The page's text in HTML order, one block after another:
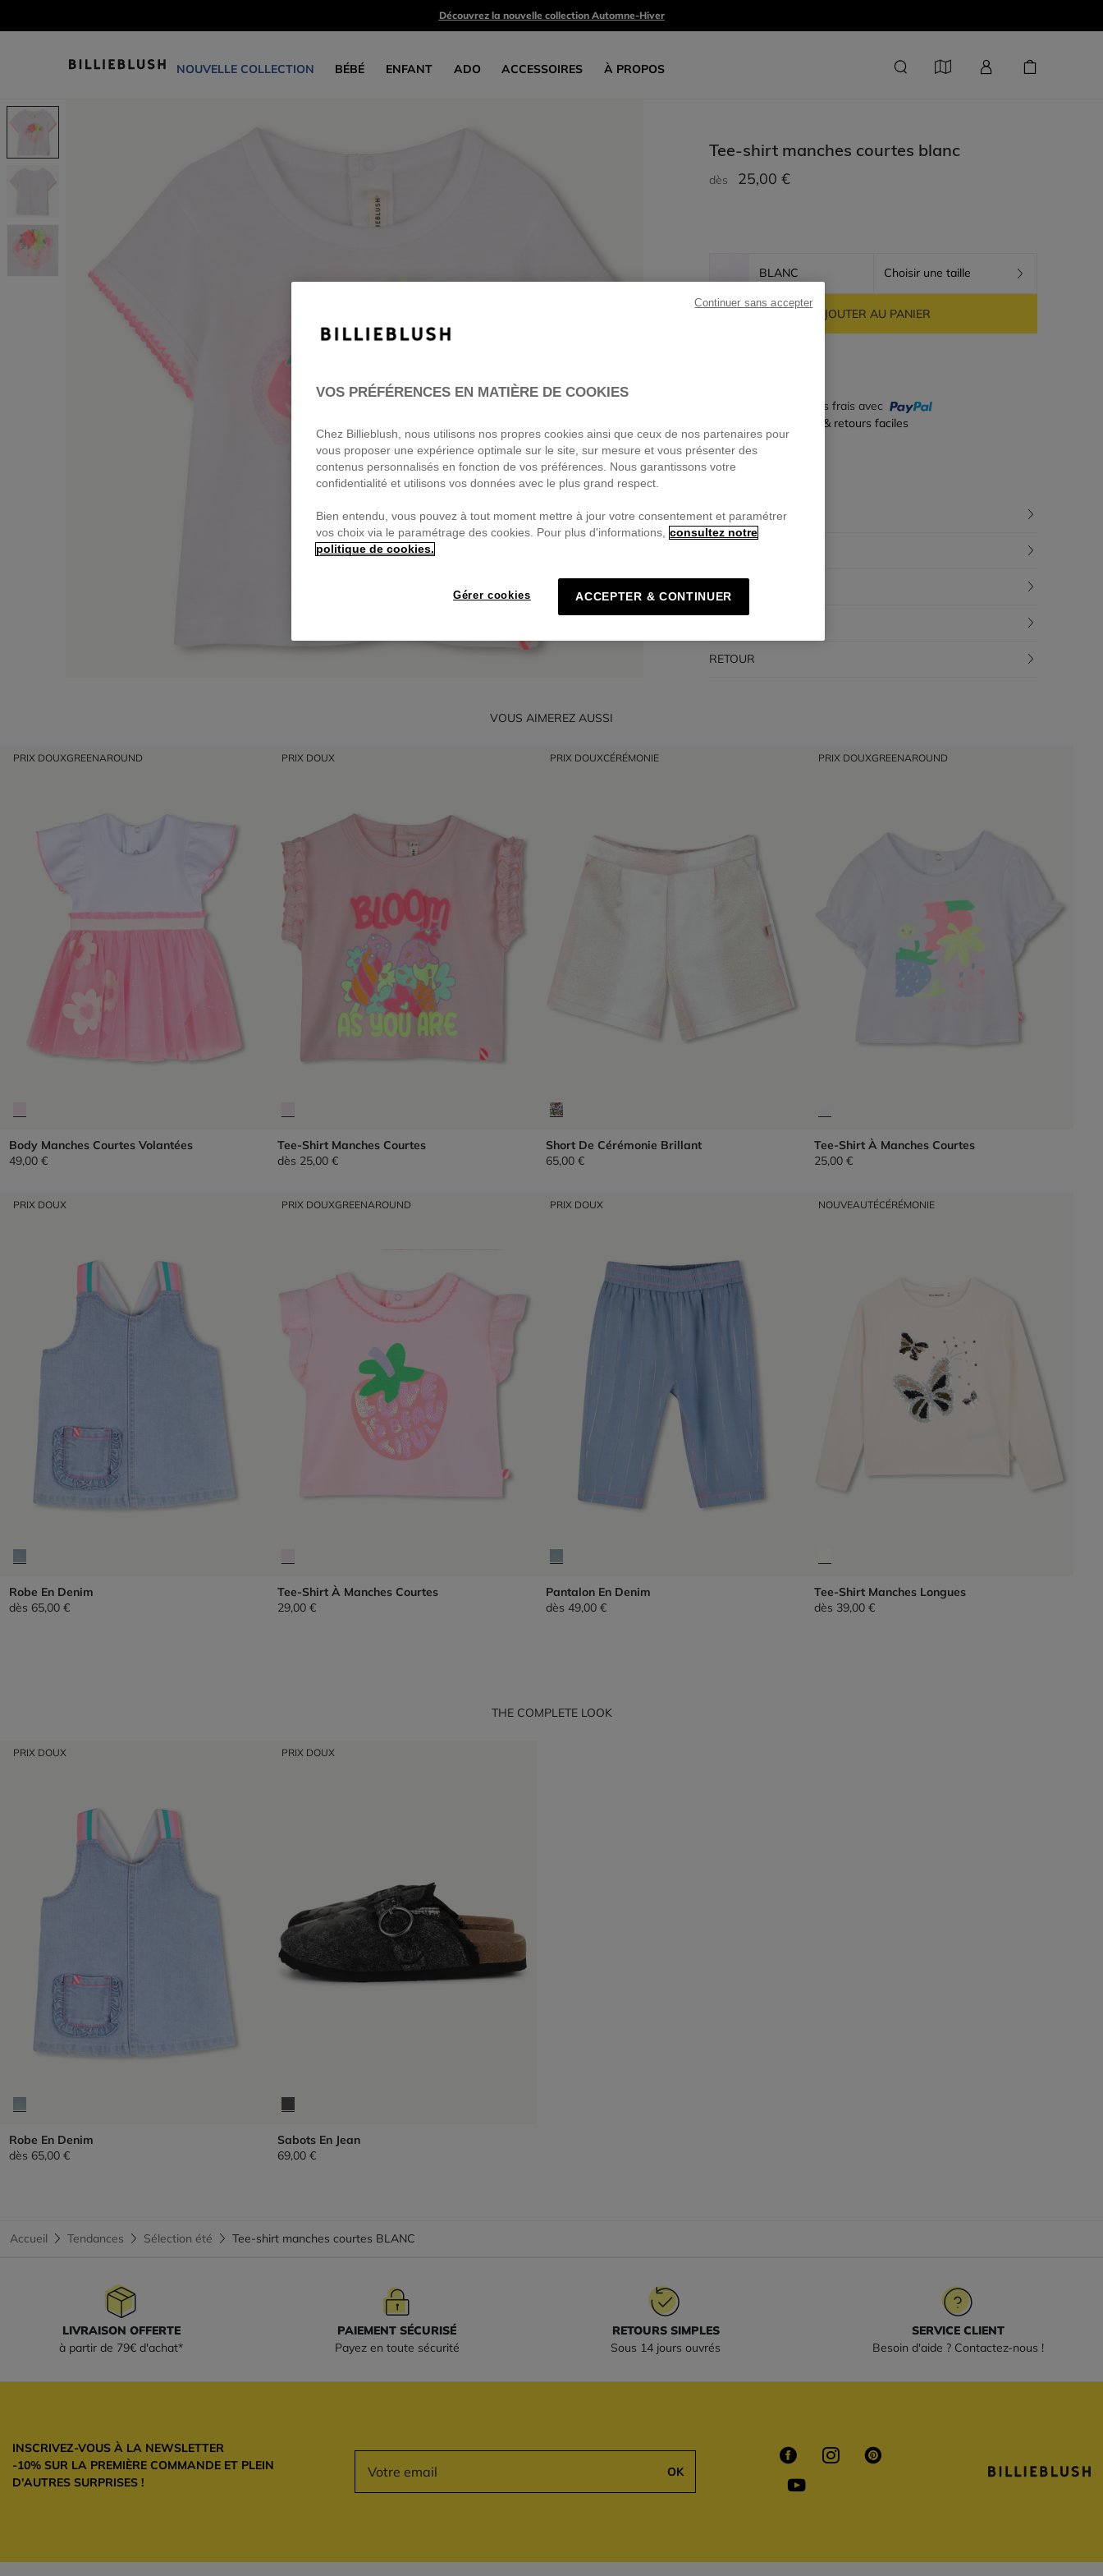
Découvrez la nouvelle collection Automne-Hiver
NOUVELLE COLLECTION BÉBÉ ENFANT ADO ACCESSOIRES À PROPOS
Tee-shirt manches courtes blanc
dès 25,00 €
BLANC Choisir une taille
AJOUTER AU PANIER
Payez en 4 fois sans frais avec
🔒Paiement sécurisé & retours faciles
DESCRIPTION
RETOUR
VOUS AIMEREZ AUSSI
PRIX DOUXGREENAROUND
Body Manches Courtes Volantées
49,00 €
PRIX DOUX
Tee-Shirt Manches Courtes
dès 25,00 €
PRIX DOUXCÉRÉMONIE
Short De Cérémonie Brillant
65,00 €
PRIX DOUXGREENAROUND
Tee-Shirt À Manches Courtes
25,00 €
PRIX DOUX
Robe En Denim
dès 65,00 €
PRIX DOUXGREENAROUND
Tee-Shirt À Manches Courtes
29,00 €
PRIX DOUX
Pantalon En Denim
dès 49,00 €
NOUVEAUTÉCÉRÉMONIE
Tee-Shirt Manches Longues
dès 39,00 €
THE COMPLETE LOOK
PRIX DOUX
Robe En Denim
dès 65,00 €
PRIX DOUX
Sabots En Jean
69,00 €
Accueil Tendances Sélection été Tee-shirt manches courtes BLANC
LIVRAISON OFFERTE
à partir de 79€ d'achat*
PAIEMENT SÉCURISÉ
Payez en toute sécurité
RETOURS SIMPLES
Sous 14 jours ouvrés
SERVICE CLIENT
Besoin d'aide ? Contactez-nous !
INSCRIVEZ-VOUS À LA NEWSLETTER
-10% SUR LA PREMIÈRE COMMANDE ET PLEIN
D'AUTRES SURPRISES !
OK
VOS PRÉFÉRENCES EN MATIÈRE DE COOKIES
Chez Billieblush, nous utilisons nos propres cookies ainsi que ceux de nos partenaires pour
vous proposer une expérience optimale sur le site, sur mesure et vous présenter des
contenus personnalisés en fonction de vos préférences. Nous garantissons votre
confidentialité et utilisons vos données avec le plus grand respect.
Bien entendu, vous pouvez à tout moment mettre à jour votre consentement et paramétrer
vos choix via le paramétrage des cookies. Pour plus d'informations, consultez notre
politique de cookies.
Gérer cookies ACCEPTER & CONTINUER
Continuer sans accepter